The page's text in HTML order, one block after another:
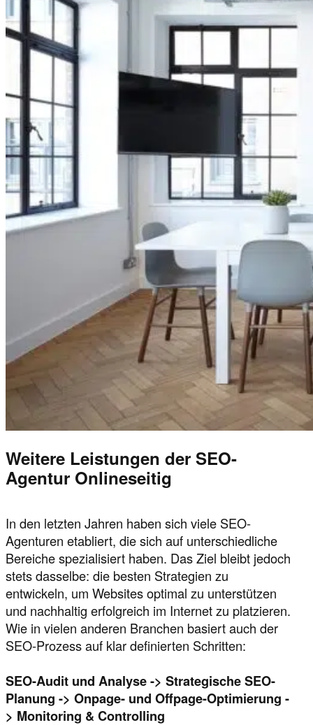
Weitere Leistungen der SEO-
Agentur Onlineseitig
In den letzten Jahren haben sich viele SEO-
Agenturen etabliert, die sich auf unterschiedliche
Bereiche spezialisiert haben. Das Ziel bleibt jedoch
stets dasselbe: die besten Strategien zu
entwickeln, um Websites optimal zu unterstützen
und nachhaltig erfolgreich im Internet zu platzieren.
Wie in vielen anderen Branchen basiert auch der
SEO-Prozess auf klar definierten Schritten:
SEO-Audit und Analyse -> Strategische SEO-
Planung -> Onpage- und Offpage-Optimierung -
> Monitoring & Controlling